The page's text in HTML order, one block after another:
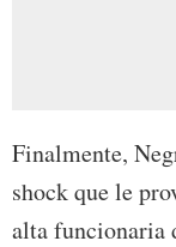
Finalmente,
shock que le
alta funcionaria